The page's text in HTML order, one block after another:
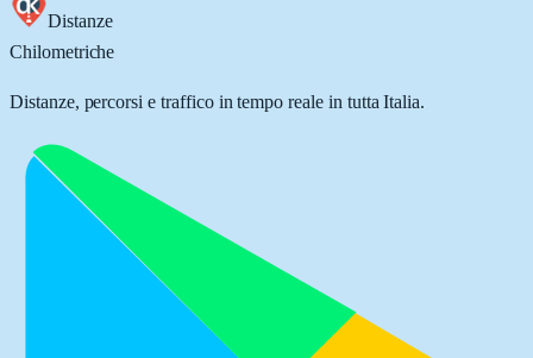
Distanze
Chilometriche
Distanze, percorsi e traffico in tempo reale in tutta Italia.